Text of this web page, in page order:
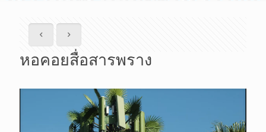
หอคอยสื่อสารพราง